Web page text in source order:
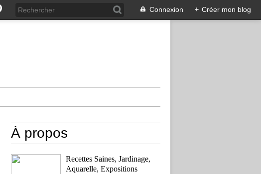
Connexion + Créer mon blog
À propos
Recettes Saines, Jardinage,
Aquarelle, Expositions